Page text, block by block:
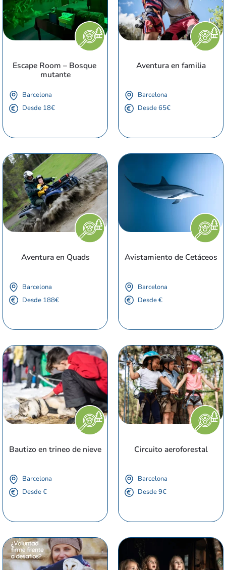
Escape Room – Bosque
mutante
Barcelona
Desde 18€
Aventura en familia
Barcelona
Desde 65€
Aventura en Quads
Barcelona
Desde 188€
Avistamiento de Cetáceos
Barcelona
Desde €
Bautizo en trineo de nieve
Barcelona
Desde €
Circuito aeroforestal
Barcelona
Desde 9€